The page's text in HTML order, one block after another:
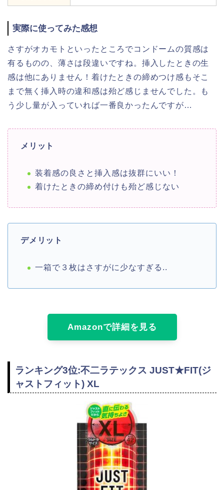
実際に使ってみた感想
さすがオカモトといったところでコンドームの質感は
有るものの、薄さは段違いですね。挿入したときの生
感は他にありません！着けたときの締めつけ感もそこ
まで無く挿入時の違和感は殆ど感じませんでした。も
う少し量が入っていれば一番良かったんですが…
メリット
装着感の良さと挿入感は抜群にいい！
着けたときの締め付けも殆ど感じない
デメリット
一箱で３枚はさすがに少なすぎる..
Amazonで詳細を見る
ランキング3位:不二ラテックス JUST★FIT(ジ
ャストフィット) XL